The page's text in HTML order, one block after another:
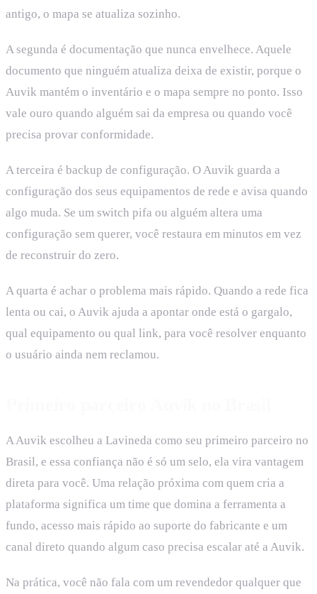
antigo, o mapa se atualiza sozinho.
A segunda é documentação que nunca envelhece. Aquele
documento que ninguém atualiza deixa de existir, porque o
Auvik mantém o inventário e o mapa sempre no ponto. Isso
vale ouro quando alguém sai da empresa ou quando você
precisa provar conformidade.
A terceira é backup de configuração. O Auvik guarda a
configuração dos seus equipamentos de rede e avisa quando
algo muda. Se um switch pifa ou alguém altera uma
configuração sem querer, você restaura em minutos em vez
de reconstruir do zero.
A quarta é achar o problema mais rápido. Quando a rede fica
lenta ou cai, o Auvik ajuda a apontar onde está o gargalo,
qual equipamento ou qual link, para você resolver enquanto
o usuário ainda nem reclamou.
A Auvik escolheu a Lavineda como seu primeiro parceiro no
Brasil, e essa confiança não é só um selo, ela vira vantagem
direta para você. Uma relação próxima com quem cria a
plataforma significa um time que domina a ferramenta a
fundo, acesso mais rápido ao suporte do fabricante e um
canal direto quando algum caso precisa escalar até a Auvik.
Na prática, você não fala com um revendedor qualquer que